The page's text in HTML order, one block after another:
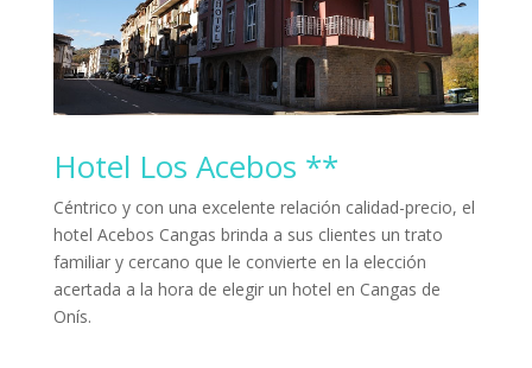
Hotel Los Acebos **
Céntrico y con una excelente relación calidad-precio, el
hotel Acebos Cangas brinda a sus clientes un trato
familiar y cercano que le convierte en la elección
acertada a la hora de elegir un hotel en Cangas de
Onís.